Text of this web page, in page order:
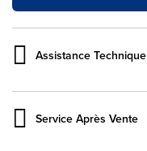
Assistance Technique
Service Après Vente